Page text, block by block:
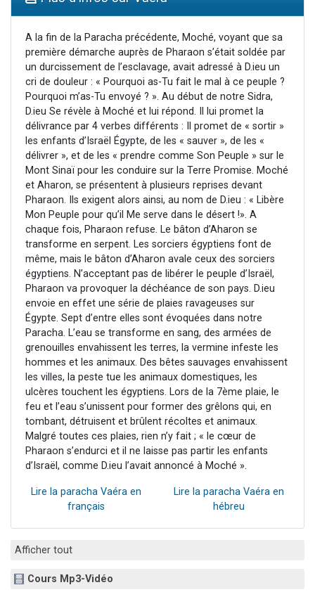
2 personnes viennent de nous rejoindre sur WhatsApp
2 personnes viennent de nous rejoindre sur WhatsApp
Malgorzata vient de donner son Maasser
A la fin de la Paracha précédente, Moché, voyant que sa
première démarche auprès de Pharaon s’était soldée par
un durcissement de l’esclavage, avait adressé à D.ieu un
cri de douleur : « Pourquoi as-Tu fait le mal à ce peuple ?
Pourquoi m’as-Tu envoyé ? ». Au début de notre Sidra,
D.ieu Se révèle à Moché et lui répond. Il lui promet la
délivrance par 4 verbes différents : Il promet de « sortir »
les enfants d’Israël Égypte, de les « sauver », de les «
délivrer », et de les « prendre comme Son Peuple » sur le
Mont Sinaï pour les conduire sur la Terre Promise. Moché
et Aharon, se présentent à plusieurs reprises devant
Pharaon. Ils exigent alors ainsi, au nom de D.ieu : « Libère
Mon Peuple pour qu’il Me serve dans le désert !». A
chaque fois, Pharaon refuse. Le bâton d’Aharon se
transforme en serpent. Les sorciers égyptiens font de
même, mais le bâton d’Aharon avale ceux des sorciers
égyptiens. N’acceptant pas de libérer le peuple d’Israël,
Pharaon va provoquer la déchéance de son pays. D.ieu
envoie en effet une série de plaies ravageuses sur
Égypte. Sept d’entre elles sont évoquées dans notre
Paracha. L’eau se transforme en sang, des armées de
grenouilles envahissent les terres, la vermine infeste les
hommes et les animaux. Des bêtes sauvages envahissent
les villes, la peste tue les animaux domestiques, les
ulcères touchent les égyptiens. Lors de la 7ème plaie, le
feu et l’eau s’unissent pour former des grêlons qui, en
tombant, détruisent et brûlent récoltes et animaux.
Malgré toutes ces plaies, rien n’y fait ; « le cœur de
Pharaon s’endurci et il ne laisse pas partir les enfants
d’Israël, comme D.ieu l’avait annoncé à Moché ».
Lire la paracha Vaéra en
français
Lire la paracha Vaéra en
hébreu
Afficher tout
Cours Mp3-Vidéo